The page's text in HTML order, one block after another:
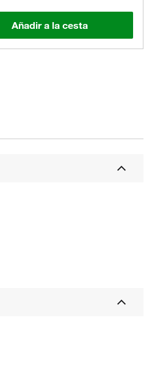
Añadir a la cesta